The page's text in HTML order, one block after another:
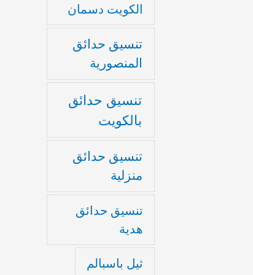
الكويت دسمان
تنسيق حدائق
المنصورية
تنسيق حدائق
بالكويت
تنسيق حدائق
منزلية
تنسيق حدائق
هدية
ثيل باسبالم